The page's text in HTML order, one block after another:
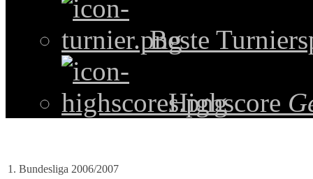
Beste
Highscore
1. Bundesliga 2006/2007